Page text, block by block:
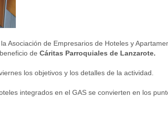
Asociación de Empresarios de Hoteles y
de Cáritas Parroquiales de Lanzarote.
los objetivos y los detalles de la actividad.
integrados en el GAS se convierten en los